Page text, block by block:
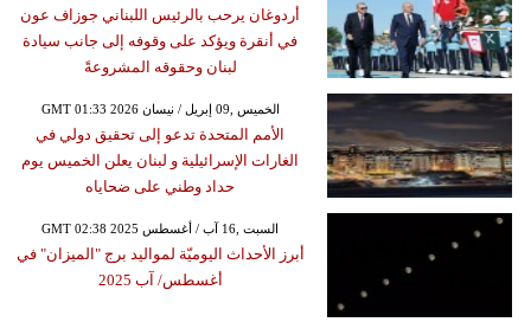
أردوغان يرحب بالرئيس اللبناني جوزاف عون
في أنقرة ويؤكد على وقوفه إلى جانب سيادة
لبنان وحقوقه المشروعةً
GMT 01:33 2026 الخميس ,09 إبريل / نيسان
الأمم المتحدة تدعو إلى تحقيق دولي في
الغارات الإسرائيلية و لبنان يعلن الخميس يوم
حداد وطني على ضحاياه
GMT 02:38 2025 السبت ,16 آب / أغسطس
أبرز الأحداث اليوميّة لمواليد برج "الميزان" في
أغسطس/ آب 2025